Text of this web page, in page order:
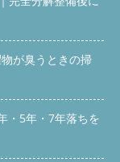
が臭うときの掃
・5年・7年落ちを